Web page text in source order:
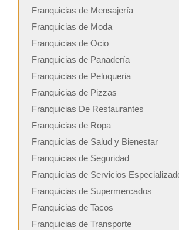
Franquicias de Mensajería
Franquicias de Moda
Franquicias de Ocio
Franquicias de Panadería
Franquicias de Peluqueria
Franquicias de Pizzas
Franquicias De Restaurantes
Franquicias de Ropa
Franquicias de Salud y Bienestar
Franquicias de Seguridad
Franquicias de Servicios
Franquicias de Supermercados
Franquicias de Tacos
Franquicias de Transporte